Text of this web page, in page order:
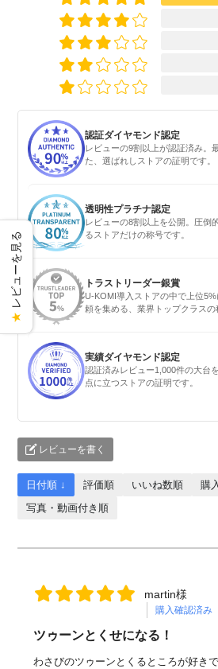
認証ダイヤモンド認定
レビューの9割以上が認証済み。
た、選ばれしストアの証明です。
透明性プラチナ認定
レビューの8割以上を公開。圧倒
るストアだけの称号です。
トラストリーダー銀賞
U-KOMI導入ストアの中で上位
頼を集める、業界トップクラスの
実績ダイヤモンド認定
認証済みレビュー1,000件の大台
点に立つストアの証明です。
レビューを書く
日付順 ↓ 評価順 いいね数順 購
写真・動画付き順
martin様
購入確認済み
ツゥーンとくせになる！
わさびのツゥーンとくるところが好き
★
レビューを見る